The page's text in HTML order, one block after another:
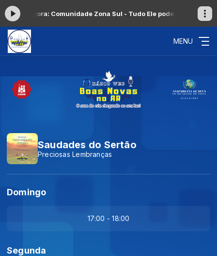
agora: Comunidade Zona Sul - Tudo Ele podeHinos
MENU
Saudades do Sertão
Preciosas Lembranças
Domingo
17:00 - 18:00
Segunda